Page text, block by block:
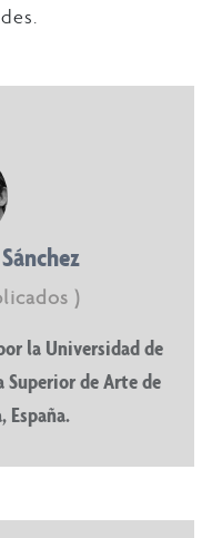
)
la Universidad de
Superior de Arte de
España.